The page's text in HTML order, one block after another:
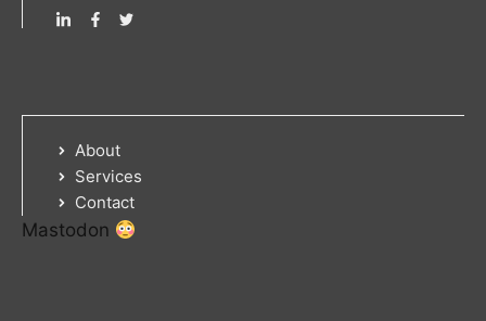
About
Services
Contact
Mastodon